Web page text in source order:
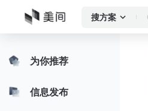
搜方案
为你推荐
信息发布